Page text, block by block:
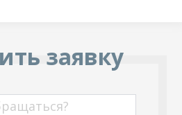
заявку